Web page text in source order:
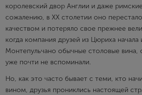
королевский двор Англии и даже
сожалению, в XX столетии оно
качеством и потеряло свое прежнее
когда компания друзей из Цюриха
Монтепульчано обычные столовые вина,
уже почти не вспоминали.
Но, как это часто бывает с теми, кто
вином, друзья прониклись настоящей